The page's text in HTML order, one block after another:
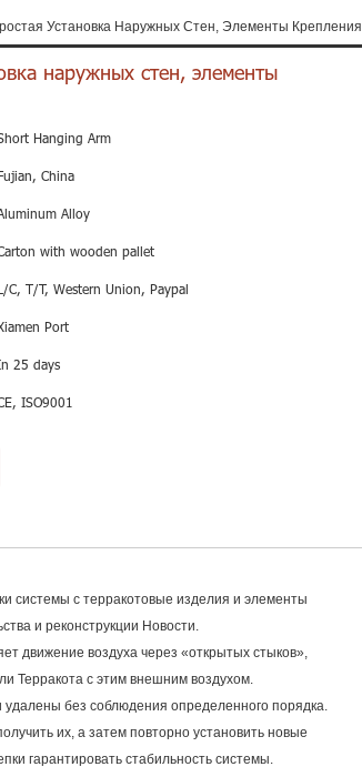
Установка Наружных Стен, Элементы Крепления
наружных стен, элементы
Hanging Arm
China
Alloy
with wooden pallet
C, T/T, Western Union, Paypal
Port
25 days
ISO9001
системы с терракотовые изделия и элементы
и реконструкции Новости.
движение воздуха через «открытых стыков»,
Терракота с этим внешним воздухом.
без соблюдения определенного порядка.
их, а затем повторно установить новые
гарантировать стабильность системы.